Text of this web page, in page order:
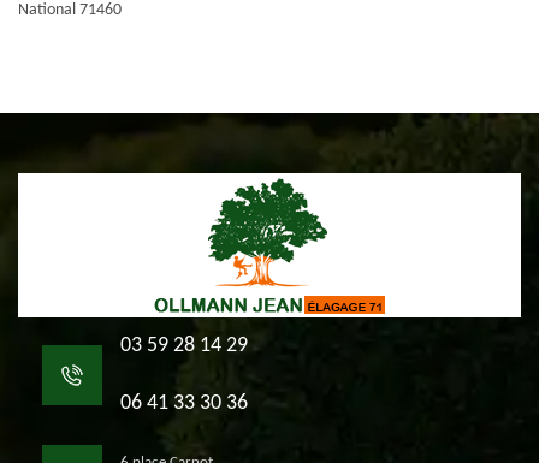
National 71460
03 59 28 14 29
06 41 33 30 36